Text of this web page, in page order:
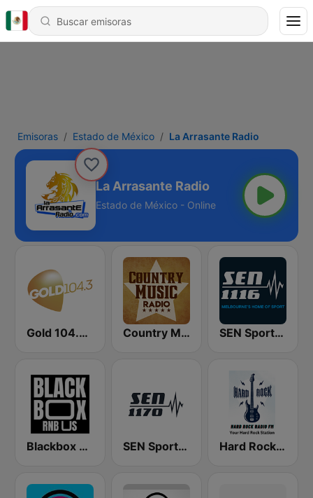
Emisoras Estado de México La Arrasante Radio
La Arrasante Radio
Estado de México - Online
Gold 104.3 FM Country Music Radio - Country Mix SEN Sports 1116 AM
Blackbox RnB US SEN Sports 1170 Sydney Hard Rock Radio FM